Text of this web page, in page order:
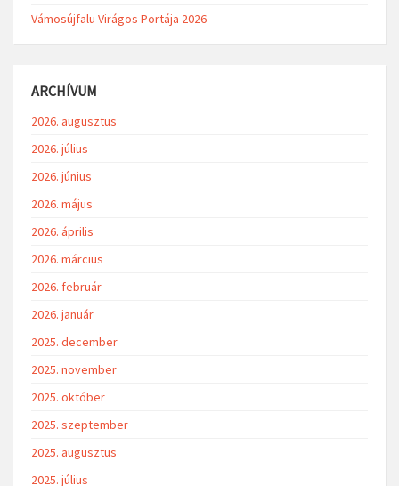
Vámosújfalu Virágos Portája 2026
ARCHÍVUM
2026. augusztus
2026. július
2026. június
2026. május
2026. április
2026. március
2026. február
2026. január
2025. december
2025. november
2025. október
2025. szeptember
2025. augusztus
2025. július